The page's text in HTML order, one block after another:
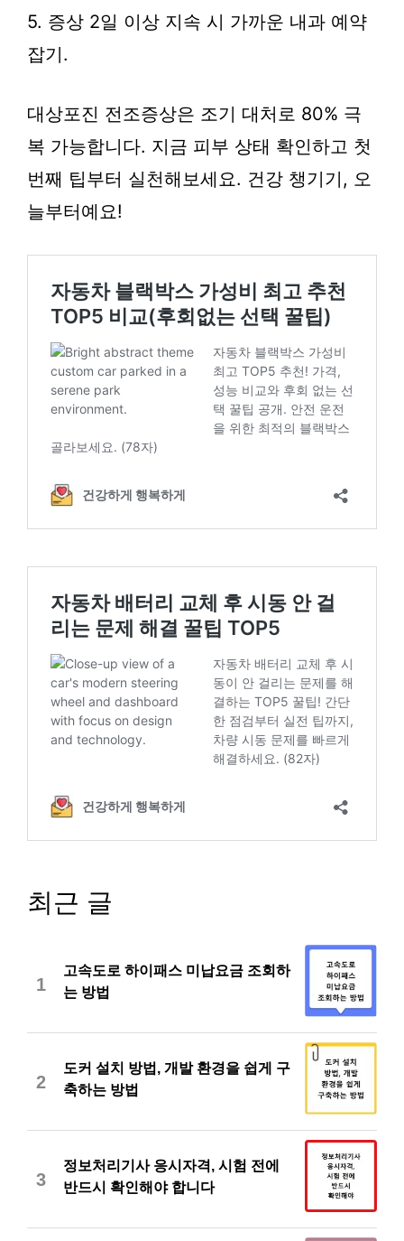
5. 증상 2일 이상 지속 시 가까운 내과 예약
잡기.
대상포진 전조증상은 조기 대처로 80% 극
복 가능합니다. 지금 피부 상태 확인하고 첫
번째 팁부터 실천해보세요. 건강 챙기기, 오
늘부터예요!
최근 글
1
고속도로 하이패스 미납요금 조회하
는 방법
2
도커 설치 방법, 개발 환경을 쉽게 구
축하는 방법
3
정보처리기사 응시자격, 시험 전에
반드시 확인해야 합니다